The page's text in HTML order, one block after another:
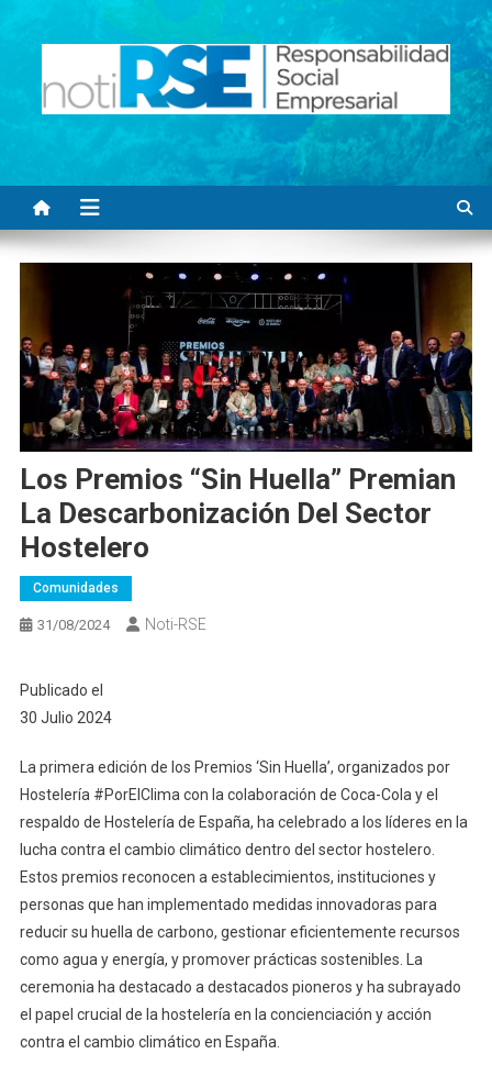
Noti RSE
Noticias con sentido responsable
Los Premios “Sin Huella” Premian
La Descarbonización Del Sector
Hostelero
Comunidades
31/08/2024 Noti-RSE
Publicado el
30 Julio 2024
La primera edición de los Premios ‘Sin Huella’, organizados por
Hostelería #PorElClima con la colaboración de Coca-Cola y el
respaldo de Hostelería de España, ha celebrado a los líderes en la
lucha contra el cambio climático dentro del sector hostelero.
Estos premios reconocen a establecimientos, instituciones y
personas que han implementado medidas innovadoras para
reducir su huella de carbono, gestionar eficientemente recursos
como agua y energía, y promover prácticas sostenibles. La
ceremonia ha destacado a destacados pioneros y ha subrayado
el papel crucial de la hostelería en la concienciación y acción
contra el cambio climático en España.